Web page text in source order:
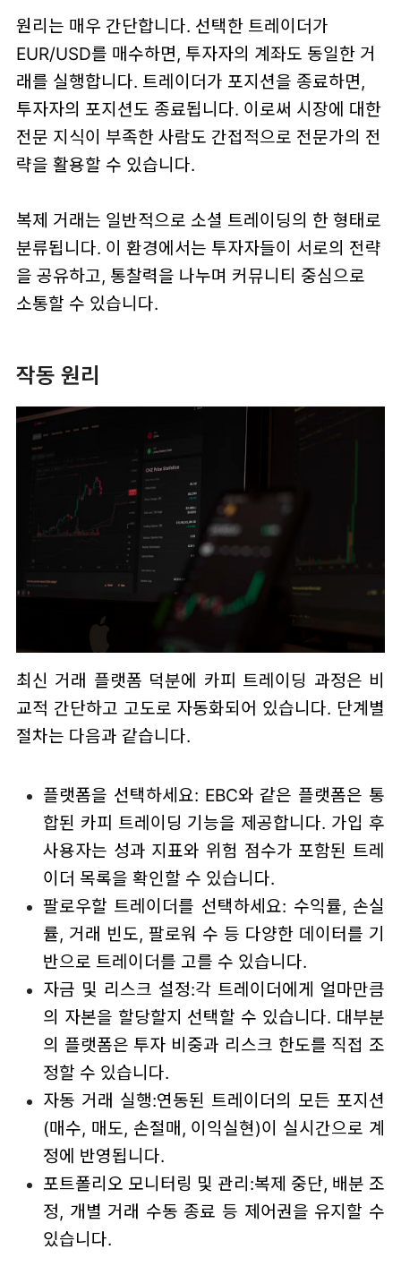
원리는 매우 간단합니다. 선택한 트레이더가
EUR/USD를 매수하면, 투자자의 계좌도 동일한 거
래를 실행합니다. 트레이더가 포지션을 종료하면,
투자자의 포지션도 종료됩니다. 이로써 시장에 대한
전문 지식이 부족한 사람도 간접적으로 전문가의 전
략을 활용할 수 있습니다.
복제 거래는 일반적으로 소셜 트레이딩의 한 형태로
분류됩니다. 이 환경에서는 투자자들이 서로의 전략
을 공유하고, 통찰력을 나누며 커뮤니티 중심으로
소통할 수 있습니다.
작동 원리
최신 거래 플랫폼 덕분에 카피 트레이딩 과정은 비
교적 간단하고 고도로 자동화되어 있습니다. 단계별
절차는 다음과 같습니다.
플랫폼을 선택하세요: EBC와 같은 플랫폼은 통
합된 카피 트레이딩 기능을 제공합니다. 가입 후
사용자는 성과 지표와 위험 점수가 포함된 트레
이더 목록을 확인할 수 있습니다.
팔로우할 트레이더를 선택하세요: 수익률, 손실
률, 거래 빈도, 팔로워 수 등 다양한 데이터를 기
반으로 트레이더를 고를 수 있습니다.
자금 및 리스크 설정:각 트레이더에게 얼마만큼
의 자본을 할당할지 선택할 수 있습니다. 대부분
의 플랫폼은 투자 비중과 리스크 한도를 직접 조
정할 수 있습니다.
자동 거래 실행:연동된 트레이더의 모든 포지션
(매수, 매도, 손절매, 이익실현)이 실시간으로 계
정에 반영됩니다.
포트폴리오 모니터링 및 관리:복제 중단, 배분 조
정, 개별 거래 수동 종료 등 제어권을 유지할 수
있습니다.